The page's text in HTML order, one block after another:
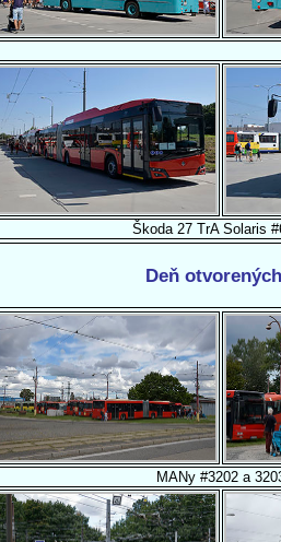
Škoda 27 TrA Solaris
Deň
MANy #3202 a